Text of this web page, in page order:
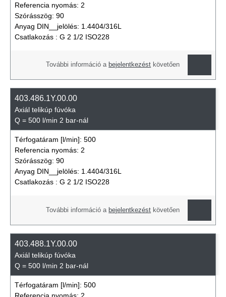
Referencia nyomás: 2
Szórásszög: 90
Anyag DIN__jelölés: 1.4404/316L
Csatlakozás : G 2 1/2 ISO228
További információ a bejelentkezést követően
403.486.1Y.00.00
Axiál telikúp fúvóka
Q = 500 l/min 2 bar-nál
Térfogatáram [l/min]: 500
Referencia nyomás: 2
Szórásszög: 90
Anyag DIN__jelölés: 1.4404/316L
Csatlakozás : G 2 1/2 ISO228
További információ a bejelentkezést követően
403.488.1Y.00.00
Axiál telikúp fúvóka
Q = 500 l/min 2 bar-nál
Térfogatáram [l/min]: 500
Referencia nyomás: 2